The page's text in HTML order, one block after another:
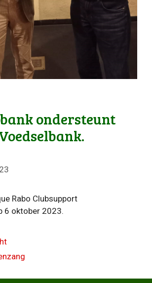
ondersteunt
Rabo Clubsupport
6 oktober 2023.